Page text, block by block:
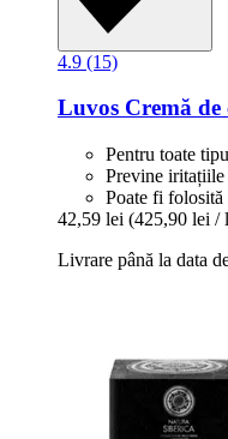
4.9 (15)
Luvos Cremă
Pentru toate
Previne iritațiile
Poate fi folosită
42,59 lei (425,90 lei /
Livrare până la data